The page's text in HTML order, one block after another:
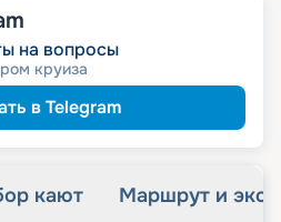
на вопросы
круиза
в Telegram
кают Маршрут и